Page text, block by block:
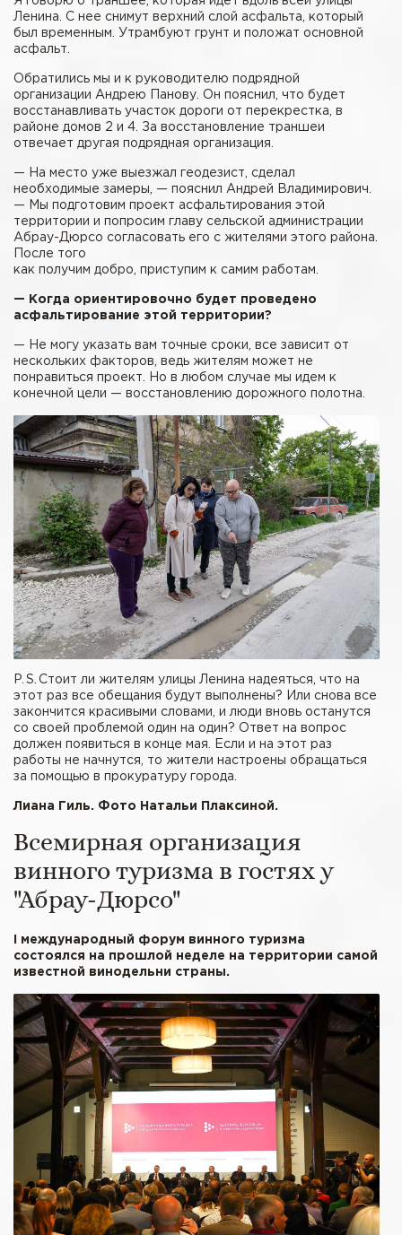
Ленина. С нее снимут верхний слой асфальта, который
был временным. Утрамбуют грунт и положат основной
асфальт.
Обратились мы и к руководителю подрядной
организации Андрею Панову. Он пояснил, что будет
восстанавливать участок дороги от перекрестка, в
районе домов 2 и 4. За восстановление траншеи
отвечает другая подрядная организация.
— На место уже выезжал геодезист, сделал
необходимые замеры, — пояснил Андрей Владимирович.
— Мы подготовим проект асфальтирования этой
территории и попросим главу сельской администрации
Абрау-Дюрсо согласовать его с жителями этого района.
После того
как получим добро, приступим к самим работам.
— Когда ориентировочно будет проведено
асфальтирование этой территории?
— Не могу указать вам точные сроки, все зависит от
нескольких факторов, ведь жителям может не
понравиться проект. Но в любом случае мы идем к
конечной цели — восстановлению дорожного полотна.
P. S. Стоит ли жителям улицы Ленина надеяться, что на
этот раз все обещания будут выполнены? Или снова все
закончится красивыми словами, и люди вновь останутся
со своей проблемой один на один? Ответ на вопрос
должен появиться в конце мая. Если и на этот раз
работы не начнутся, то жители настроены обращаться
за помощью в прокуратуру города.
Лиана Гиль. Фото Натальи Плаксиной.
Всемирная организация
винного туризма в гостях у
"Абрау-Дюрсо"
I международный форум винного туризма
состоялся на прошлой неделе на территории самой
известной винодельни страны.